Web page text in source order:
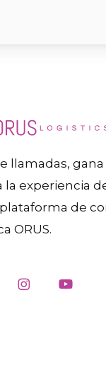
llamadas,
la experiencia
de
ORUS.